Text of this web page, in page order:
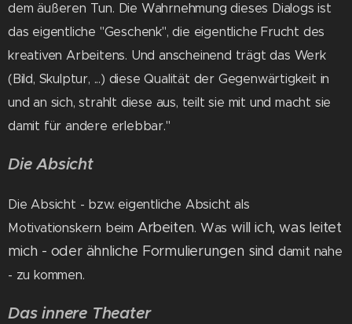
dem äußeren Tun. Die Wahrnehmung dieses Dialogs ist
das eigentliche "Geschenk", die eigentliche Frucht des
kreativen Arbeitens. Und anscheinend trägt das Werk
(Bild, Skulptur, ...) diese Qualität der Gegenwärtigkeit in
und an sich, strahlt diese aus, teilt sie mit und macht sie
damit für andere erlebbar."
Die Absicht
Die Absicht - bzw. eigentliche Absicht als
Motivationskern beim Arbeiten. Waswill ich, was leitet
mich - oder ähnliche Formulierungen sind damit nahe
- zu kommen.
Das innere Theater